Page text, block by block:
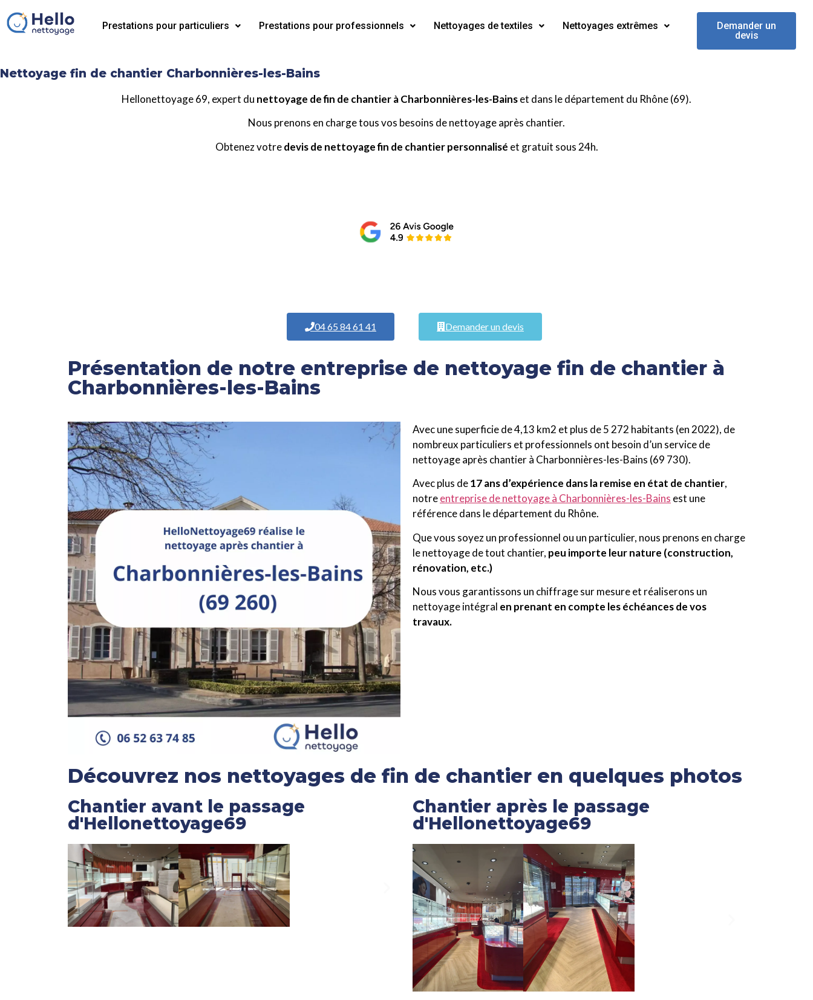
Prestations pour particuliers Prestations pour professionnels Nettoyages de textiles Nettoyages extrêmes
Demander un
devis
Nettoyage fin de chantier Charbonnières-les-Bains
Hellonettoyage 69, expert du nettoyage de fin de chantier à Charbonnières-les-Bainset dans le département du Rhône (69).
Nous prenons en charge tous vos besoins de nettoyage après chantier.
Obtenez votredevis de nettoyage fin de chantier personnalisé et gratuit sous 24h.
04 65 84 61 41 Demander un devis
Présentation de notre entreprise de nettoyage fin de chantier à
Charbonnières-les-Bains
Avec une superficie de 4,13 km2 et plus de 5 272 habitants (en 2022), de
nombreux particuliers et professionnels ont besoin d’un service de
nettoyage après chantier à Charbonnières-les-Bains (69 730).
Avec plus de17 ans d’expérience dans la remise en état de chantier,
notreentreprise de nettoyage à Charbonnières-les-Bains est une
référence dans le département du Rhône.
Que vous soyez un professionnel ou un particulier, nous prenons en charge
le nettoyage de tout chantier, peu importe leur nature (construction,
rénovation, etc.)
Nous vous garantissons un chiffrage sur mesure et réaliserons un
nettoyage intégral en prenant en compte les échéances de vos
travaux.
Découvrez nos nettoyages de fin de chantier en quelques photos
Chantier avant le passage
d'Hellonettoyage69
Chantier après le passage
d'Hellonettoyage69